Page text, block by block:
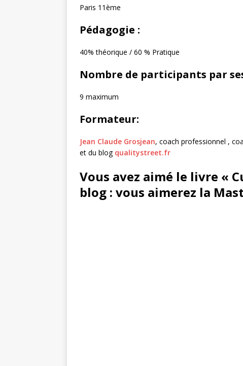
Paris 11ème
Pédagogie :
40% théorique / 60 % Pratique
Nombre de participants par
9 maximum
Formateur:
Jean Claude Grosjean, coach professionnel ,
et du blog qualitystreet.fr
Vous avez aimé le livre «
blog : vous aimerez la